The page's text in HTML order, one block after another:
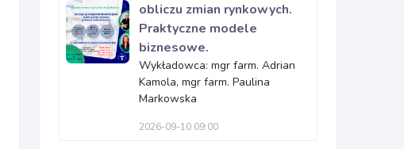
obliczu zmian rynkowych.
Praktyczne modele
biznesowe.
Wykładowca: mgr farm. Adrian
Kamola, mgr farm. Paulina
Markowska
2026-09-10 09:00